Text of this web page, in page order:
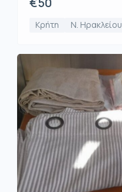
Κρήτη Ν. Ηρακλείου